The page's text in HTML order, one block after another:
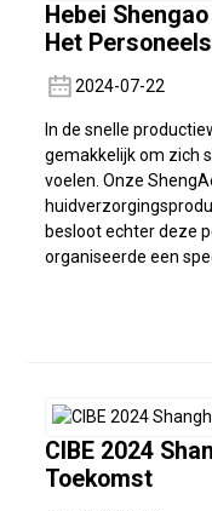
Hebei
Het
2024-07-22
In de snelle
gemakkelijk om zich
voelen. Onze
besloot echter deze
organiseerde een
CIBE 2024
Toekomst